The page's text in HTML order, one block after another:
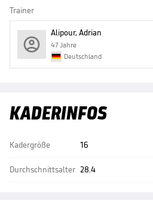
Trainer
Alipour, Adrian
47 Jahre
Deutschland
KADERINFOS
Kadergröße
Durchschnittsalter
16
28.4